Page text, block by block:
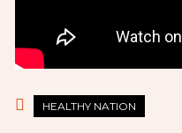
HEALTHY NATION